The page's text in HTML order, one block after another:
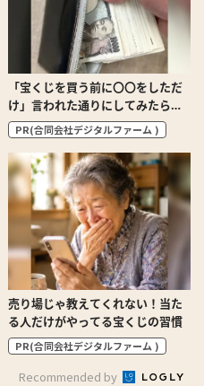
「宝くじを買う前に〇〇をしただ
け」言われた通りにしてみたら…
PR(合同会社デジタルファーム )
売り場じゃ教えてくれない！当た
る人だけがやってる宝くじの習慣
PR(合同会社デジタルファーム )
Recommended by